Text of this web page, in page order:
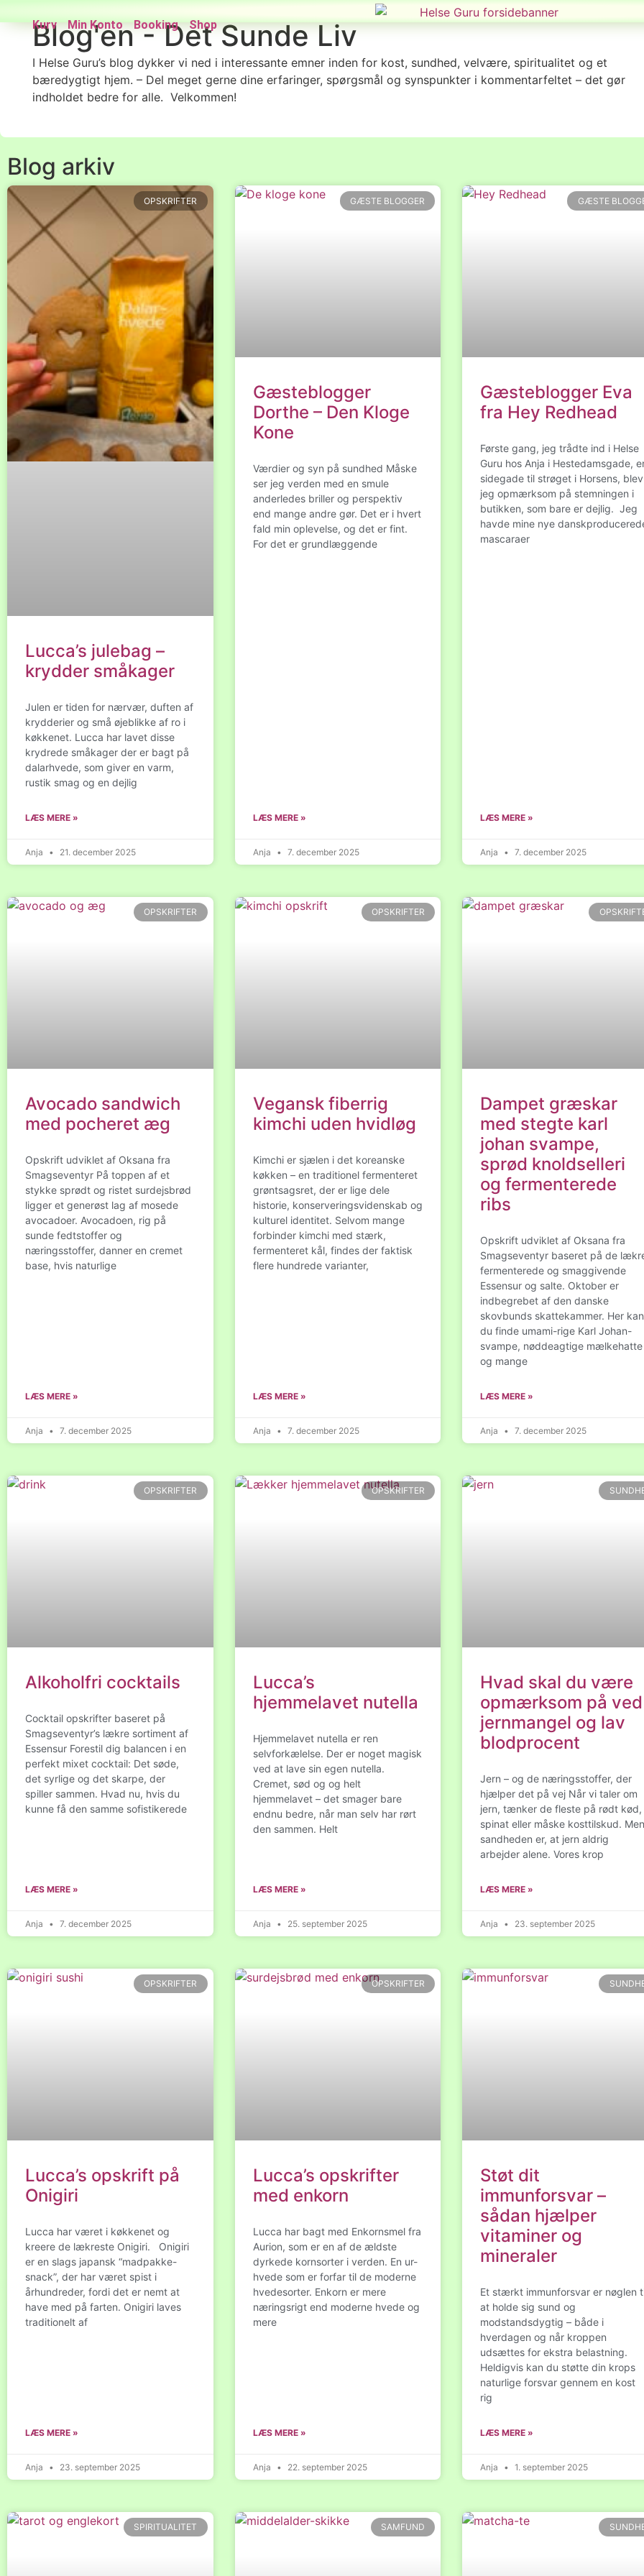
Kurv Min Konto Booking Shop
Blog'en - Det Sunde Liv
I Helse Guru’s blog dykker vi ned i interessante emner inden for kost, sundhed, velvære, spiritualitet og et
bæredygtigt hjem. – Del meget gerne dine erfaringer, spørgsmål og synspunkter i kommentarfeltet – det gør
indholdet bedre for alle. Velkommen!
Blog arkiv
OPSKRIFTER
Lucca’s julebag –
krydder småkager
Julen er tiden for nærvær, duften af
krydderier og små øjeblikke af ro i
køkkenet. Lucca har lavet disse
krydrede småkager der er bagt på
dalarhvede, som giver en varm,
rustik smag og en dejlig
LÆS MERE »
Anja 21. december 2025
GÆSTE BLOGGER
Gæsteblogger
Dorthe – Den Kloge
Kone
Værdier og syn på sundhed Måske
ser jeg verden med en smule
anderledes briller og perspektiv
end mange andre gør. Det er i hvert
fald min oplevelse, og det er fint.
For det er grundlæggende
LÆS MERE »
Anja 7. december 2025
GÆSTE
Gæsteblogger Eva
fra Hey Redhead
Første gang, jeg trådte ind i Helse
Guru hos Anja i Hestedamsgade,
sidegade til strøget i Horsens, blev
jeg opmærksom på stemningen i
butikken, som bare er dejlig. Jeg
havde mine nye
mascaraer
LÆS MERE »
Anja 7. december 2025
OPSKRIFTER
Avocado sandwich
med pocheret æg
Opskrift udviklet af Oksana fra
Smagseventyr På toppen af et
stykke sprødt og ristet surdejsbrød
ligger et generøst lag af mosede
avocadoer. Avocadoen, rig på
sunde fedtstoffer og
næringsstoffer, danner en cremet
base, hvis naturlige
LÆS MERE »
Anja 7. december 2025
OPSKRIFTER
Vegansk fiberrig
kimchi uden hvidløg
Kimchi er sjælen i det koreanske
køkken – en traditionel fermenteret
grøntsagsret, der er lige dele
historie, konserveringsvidenskab og
kulturel identitet. Selvom mange
forbinder kimchi med stærk,
fermenteret kål, findes der faktisk
flere hundrede varianter,
LÆS MERE »
Anja 7. december 2025
Dampet græskar
med stegte karl
johan svampe,
sprød knoldselleri
og fermenterede
ribs
Opskrift udviklet af Oksana fra
Smagseventyr baseret på de
fermenterede og smaggivende
Essensur og salte. Oktober er
indbegrebet af den danske
skovbunds skattekammer. Her kan
du finde umami-rige Karl Johan-
svampe, nøddeagtige mælkehatte
og mange
LÆS MERE »
Anja 7. december 2025
OPSKRIFTER
Alkoholfri cocktails
Cocktail opskrifter baseret på
Smagseventyr’s lækre sortiment af
Essensur Forestil dig balancen i en
perfekt mixet cocktail: Det søde,
det syrlige og det skarpe, der
spiller sammen. Hvad nu, hvis du
kunne få den samme sofistikerede
LÆS MERE »
Anja 7. december 2025
OPSKRIFTER
Lucca’s
hjemmelavet nutella
Hjemmelavet nutella er ren
selvforkælelse. Der er noget magisk
ved at lave sin egen nutella.
Cremet, sød og og helt
hjemmelavet – det smager bare
endnu bedre, når man selv har rørt
den sammen. Helt
LÆS MERE »
Anja 25. september 2025
Hvad skal du være
opmærksom på ved
jernmangel og lav
blodprocent
Jern – og de næringsstoffer, der
hjælper det på vej Når vi taler om
jern, tænker de fleste på rødt kød,
spinat eller måske kosttilskud.
sandheden er, at jern aldrig
arbejder alene. Vores krop
LÆS MERE »
Anja 23. september 2025
OPSKRIFTER
Lucca’s opskrift på
Onigiri
Lucca har været i køkkenet og
kreere de lækreste Onigiri. Onigiri
er en slags japansk “madpakke-
snack”, der har været spist i
århundreder, fordi det er nemt at
have med på farten. Onigiri laves
traditionelt af
LÆS MERE »
Anja 23. september 2025
OPSKRIFTER
Lucca’s opskrifter
med enkorn
Lucca har bagt med Enkornsmel fra
Aurion, som er en af de ældste
dyrkede kornsorter i verden. En ur-
hvede som er forfar til de moderne
hvedesorter. Enkorn er mere
næringsrigt end moderne hvede og
mere
LÆS MERE »
Anja 22. september 2025
Støt dit
immunforsvar –
sådan hjælper
vitaminer og
mineraler
Et stærkt immunforsvar er nøglen
at holde sig sund og
modstandsdygtig – både i
hverdagen og når kroppen
udsættes for ekstra belastning.
Heldigvis kan du støtte din krops
naturlige forsvar gennem en kost
rig
LÆS MERE »
Anja 1. september 2025
SPIRITUALITET SAMFUND